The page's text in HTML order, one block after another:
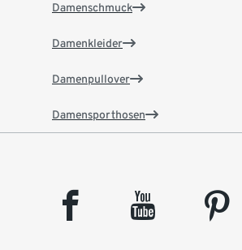
Damenschmuck
Damenkleider
Damenpullover
Damensporthosen
facebook youtube pinterest